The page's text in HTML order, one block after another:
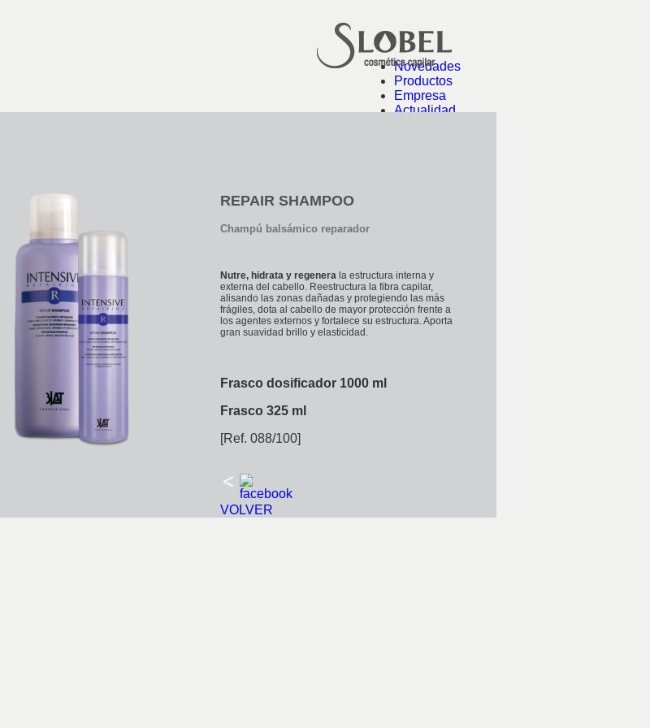
Novedades
Productos
Empresa
Actualidad
REPAIR SHAMPOO
Champú balsámico reparador
Nutre, hidrata y regenera la estructura interna y
externa del cabello. Reestructura la fibra capilar,
alisando las zonas dañadas y protegiendo las más
frágiles, dota al cabello de mayor protección frente a
los agentes externos y fortalece su estructura. Aporta
gran suavidad brillo y elasticidad.
Frasco dosificador 1000 ml
Frasco 325 ml
[Ref. 088/100]
VOLVER